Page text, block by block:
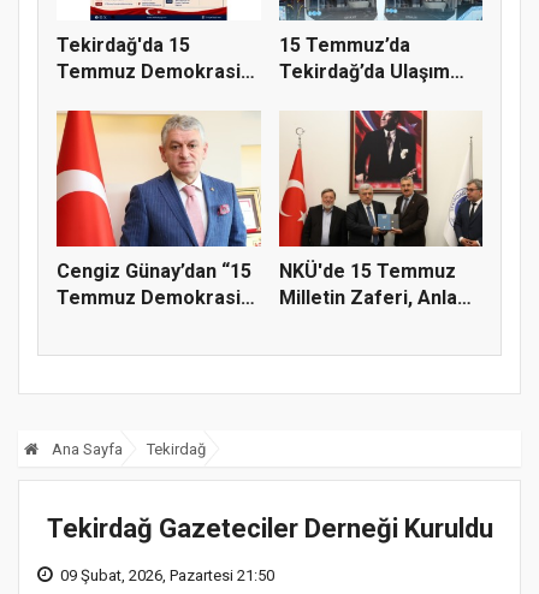
Tekirdağ'da 15
Temmuz Demokrasi
15 Temmuz’da
Tekirdağ’da Ulaşım
Cengiz Günay’dan “15
Temmuz Demokrasi
NKÜ'de 15 Temmuz
Milletin Zaferi, Anlam
Ana Sayfa Tekirdağ
Tekirdağ Gazeteciler Derneği Kuruldu
09 Şubat, 2026, Pazartesi 21:50